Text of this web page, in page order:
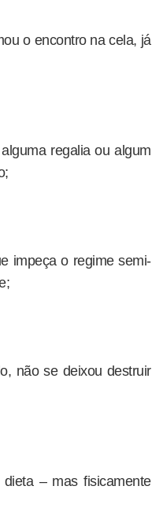
o encontro na cela, já
regalia ou algum
impeça o regime semi-
não se deixou destruir
– mas fisicamente